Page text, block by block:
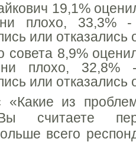
19,1%
плохо, 33,3%
или отказались
совета 8,9%
плохо,
или отказались
«Какие из
считаете
всего